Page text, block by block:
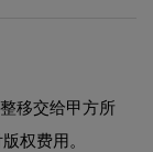
移交给甲方所
权费用。